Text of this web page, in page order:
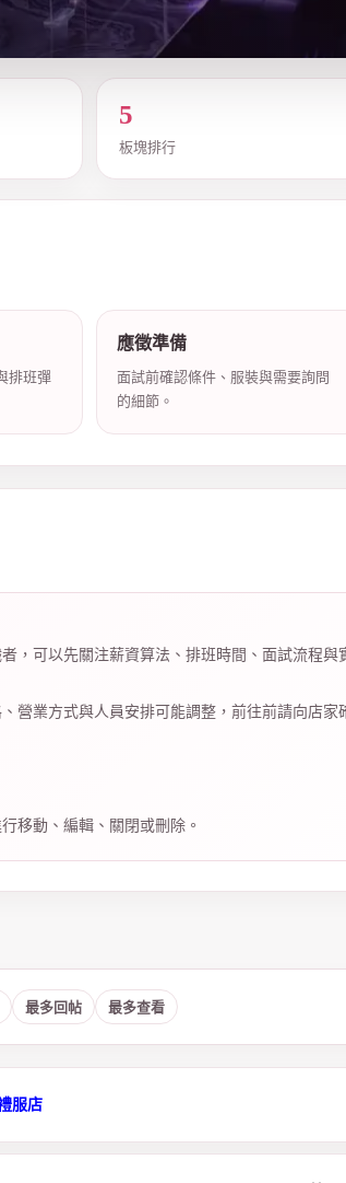
5
板塊排行
排班彈
應徵準備
面試前確認條件、服裝與需要詢問
的細節。
，可以先關注薪資算法、排班時間、面試流程
營業方式與人員安排可能調整，前往前請向店家
移動、編輯、關閉或刪除。
最多回帖 最多查看
服店